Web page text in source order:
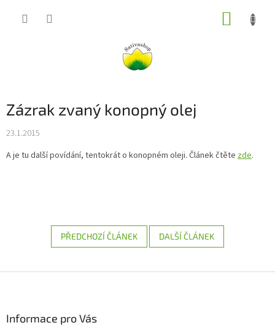
Zázrak zvaný konopný olej
23.1.2015
A je tu další povídání, tentokrát o konopném oleji. Článek čtěte zde.
PŘEDCHOZÍ ČLÁNEK DALŠÍ ČLÁNEK
Informace pro Vás